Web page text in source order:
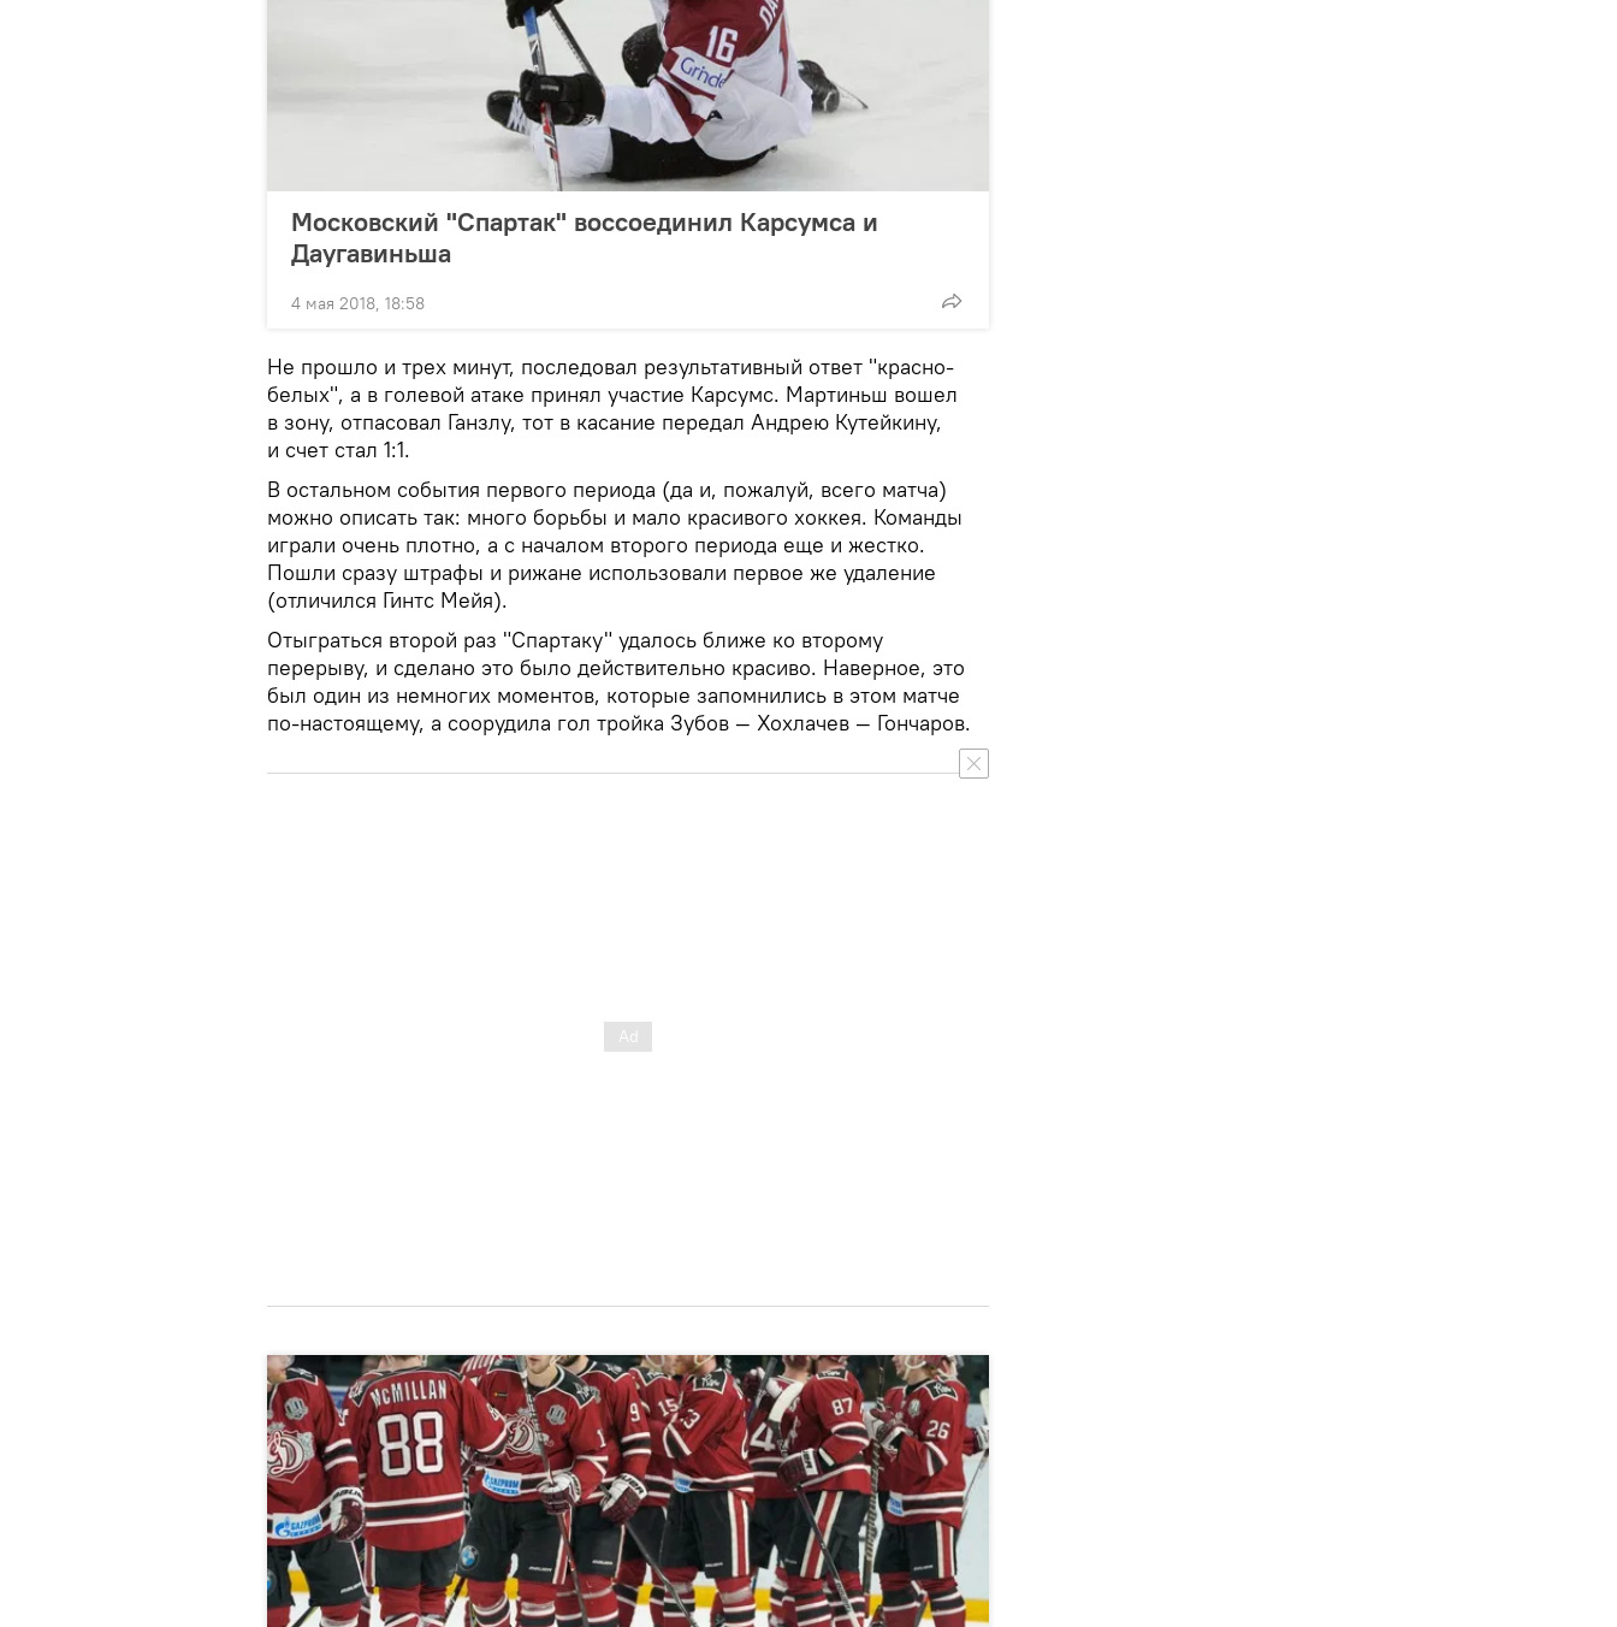
Московский "Спартак" воссоединил Карсумса и
Даугавиньша
4 мая 2018, 18:58
Не прошло и трех минут, последовал результативный ответ "красно-
белых", а в голевой атаке принял участие Карсумс. Мартиньш вошел
в зону, отпасовал Ганзлу, тот в касание передал Андрею Кутейкину,
и счет стал 1:1.
В остальном события первого периода (да и, пожалуй, всего матча)
можно описать так: много борьбы и мало красивого хоккея. Команды
играли очень плотно, а с началом второго периода еще и жестко.
Пошли сразу штрафы и рижане использовали первое же удаление
(отличился Гинтс Мейя).
Отыграться второй раз "Спартаку" удалось ближе ко второму
перерыву, и сделано это было действительно красиво. Наверное, это
был один из немногих моментов, которые запомнились в этом матче
по-настоящему, а соорудила гол тройка Зубов — Хохлачев — Гончаров.